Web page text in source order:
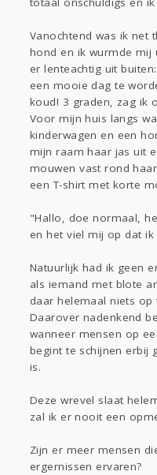
Vanochtend was ik net
hond en ik wurmde mij
er lenteachtig uit
een mooie dag te
koud! 3 graden, zag ik
Voor mijn huis langs
kinderwagen en een
mijn raam haar jas uit
mouwen vast rond
een T-shirt met korte
"Hallo, doe normaal,
en het viel mij op dat ik
Natuurlijk had ik geen
als iemand met blote
daar helemaal niets op
Daarover nadenkend
wanneer mensen op
begint te schijnen erbij
is.
Deze wrevel slaat
zal ik er nooit een
Zijn er meer mensen
ergernissen ervaren?